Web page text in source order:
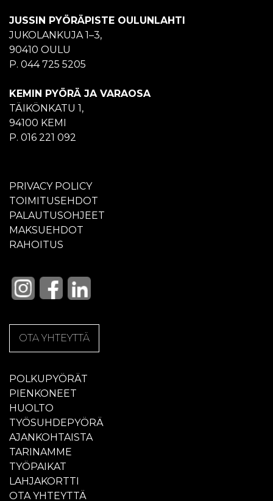
JUSSIN PYÖRÄPISTE OULUNLAHTI
JUKOLANKUJA 1–3,
90410 OULU
P. 044 725 5205
KEMIN PYÖRÄ JA VARAOSA
TÄIKÖNKATU 1,
94100 KEMI
P. 016 221 092
PRIVACY POLICY
TOIMITUSEHDOT
PALAUTUSOHJEET
MAKSUEHDOT
RAHOITUS
OTA YHTEYTTÄ
POLKUPYÖRÄT
PIENKONEET
HUOLTO
TYÖSUHDEPYÖRÄ
AJANKOHTAISTA
TARINAMME
TYÖPAIKAT
LAHJAKORTTI
OTA YHTEYTTÄ